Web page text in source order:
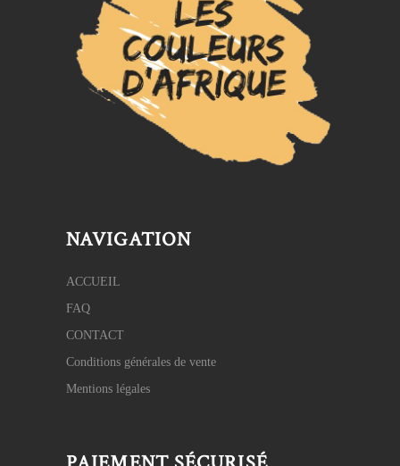
NAVIGATION
ACCUEIL
FAQ
CONTACT
Conditions générales de vente
Mentions légales